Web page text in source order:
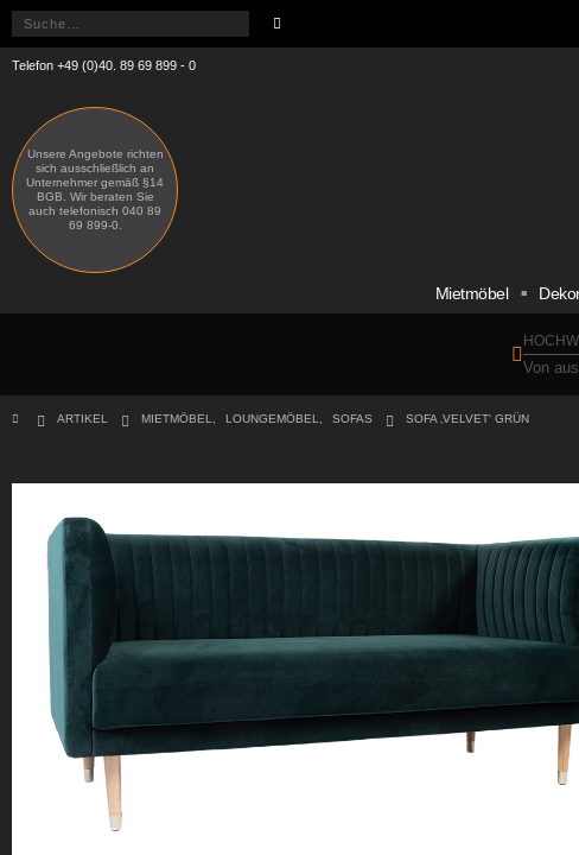
Telefon +49 (0)40. 89 69 899 - 0
Mietmöbel
Unsere Angebote richten
sich ausschließlich an
Unternehmer gemäß §14
BGB. Wir beraten Sie
auch telefonisch 040 89
69 899-0.
Von
ARTIKEL MIETMÖBEL LOUNGEMÖBEL SOFAS SOFA ‚VELVET‘ GRÜN